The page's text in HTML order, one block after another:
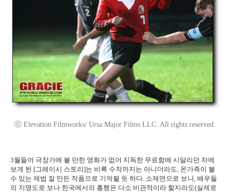
ⓒ Elevation Filmworks/ Ursa Major Films LLC. All rights reserved.
3월들어 극장가에 볼 만한 영화가 없어 지독한 무료함에 시달리던 차에
보게 된 [그레이시 스토리]는 비록 수작까지는 아니더라도, 온가족이 볼
수 있는 제법 잘 만든 작품으로 기억될 듯 하다. 소재면으로 보나, 배우들
의 지명도로 보나 한국에서의 흥행은 다소 비관적이라 할지라도(실제로